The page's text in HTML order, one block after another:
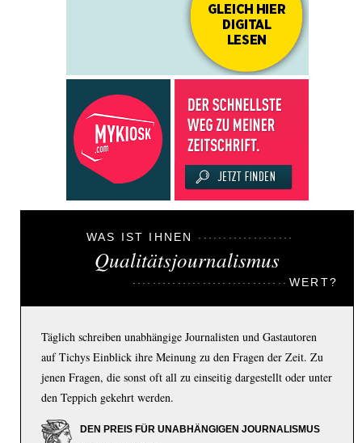
WAS IST IHNEN
Qualitätsjournalismus
WERT?
Täglich schreiben unabhängige Journalisten und Gastautoren
auf Tichys Einblick ihre Meinung zu den Fragen der Zeit. Zu
jenen Fragen, die sonst oft all zu einseitig dargestellt oder unter
den Teppich gekehrt werden.
DEN PREIS FÜR UNABHÄNGIGEN JOURNALISMUS